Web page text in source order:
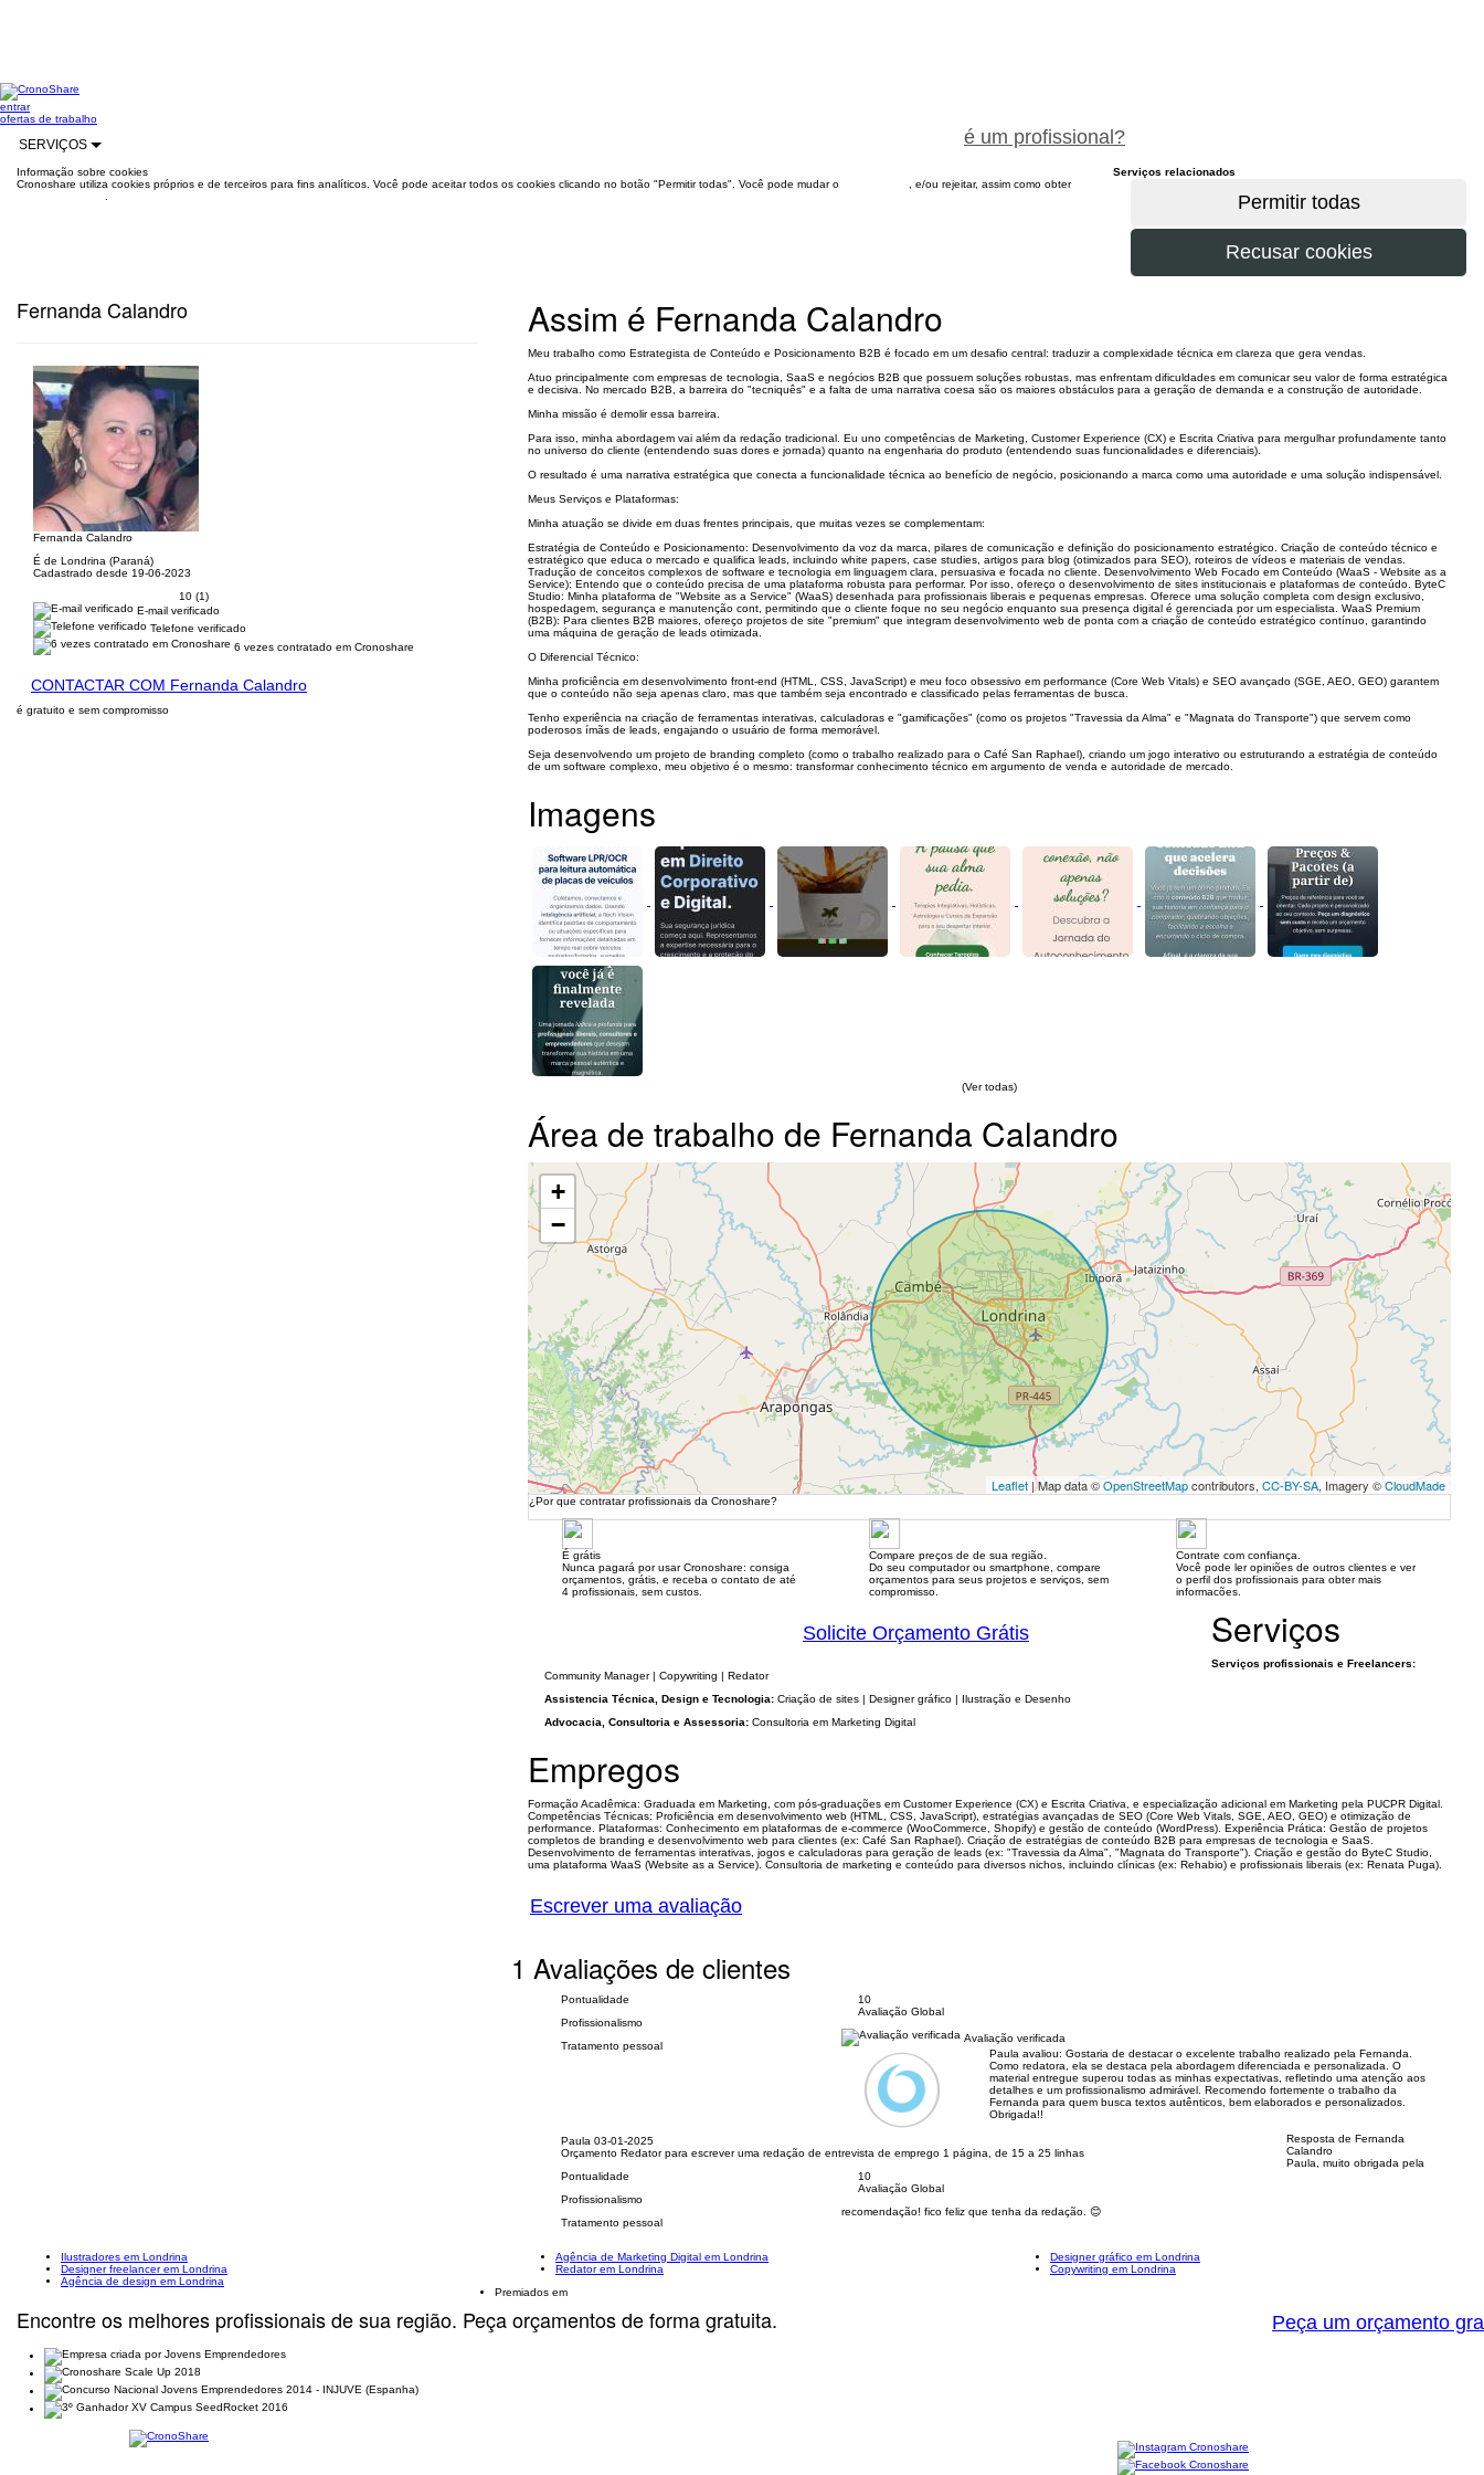
entrar
é um profissional?
ofertas de trabalho
SERVIÇOS
Informação sobre cookies
Cronoshare utiliza cookies próprios e de terceiros para fins analíticos. Você pode aceitar todos os cookies clicando no botão "Permitir todas". Você pode mudar o
, e/ou rejeitar, assim como obter
Fernanda Calandro
Fernanda Calandro
É de Londrina (Paraná)
Cadastrado desde 19-06-2023
10 (1)
E-mail verificado
Telefone verificado
6 vezes contratado em Cronoshare
CONTACTAR COM Fernanda Calandro
é gratuito e sem compromisso
Assim é Fernanda Calandro
Meu trabalho como Estrategista de Conteúdo e Posicionamento B2B é focado em um desafio central: traduzir a complexidade técnica em clareza que gera vendas.
​Atuo principalmente com empresas de tecnologia, SaaS e negócios B2B que possuem soluções robustas, mas enfrentam dificuldades em comunicar seu valor de forma estratégica
e decisiva. No mercado B2B, a barreira do "tecniquês" e a falta de uma narrativa coesa são os maiores obstáculos para a geração de demanda e a construção de autoridade.
​Minha missão é demolir essa barreira.
​Para isso, minha abordagem vai além da redação tradicional. Eu uno competências de Marketing, Customer Experience (CX) e Escrita Criativa para mergulhar profundamente tanto
no universo do cliente (entendendo suas dores e jornada) quanto na engenharia do produto (entendendo suas funcionalidades e diferenciais).
​O resultado é uma narrativa estratégica que conecta a funcionalidade técnica ao benefício de negócio, posicionando a marca como uma autoridade e uma solução indispensável.
​Meus Serviços e Plataformas:
​Minha atuação se divide em duas frentes principais, que muitas vezes se complementam:
​Estratégia de Conteúdo e Posicionamento: ​Desenvolvimento da voz da marca, pilares de comunicação e definição do posicionamento estratégico. ​Criação de conteúdo técnico e
estratégico que educa o mercado e qualifica leads, incluindo white papers, case studies, artigos para blog (otimizados para SEO), roteiros de vídeos e materiais de vendas. ​
Tradução de conceitos complexos de software e tecnologia em linguagem clara, persuasiva e focada no cliente. ​Desenvolvimento Web Focado em Conteúdo (WaaS - Website as a
Service): ​Entendo que o conteúdo precisa de uma plataforma robusta para performar. Por isso, ofereço o desenvolvimento de sites institucionais e plataformas de conteúdo. ​ByteC
Studio: Minha plataforma de "Website as a Service" (WaaS) desenhada para profissionais liberais e pequenas empresas. Oferece uma solução completa com design exclusivo,
hospedagem, segurança e manutenção cont, permitindo que o cliente foque no seu negócio enquanto sua presença digital é gerenciada por um especialista. ​WaaS Premium
(B2B): Para clientes B2B maiores, ofereço projetos de site "premium" que integram desenvolvimento web de ponta com a criação de conteúdo estratégico contínuo, garantindo
uma máquina de geração de leads otimizada.
​O Diferencial Técnico:
​Minha proficiência em desenvolvimento front-end (HTML, CSS, JavaScript) e meu foco obsessivo em performance (Core Web Vitals) e SEO avançado (SGE, AEO, GEO) garantem
que o conteúdo não seja apenas claro, mas que também seja encontrado e classificado pelas ferramentas de busca.
​Tenho experiência na criação de ferramentas interativas, calculadoras e "gamificações" (como os projetos "Travessia da Alma" e "Magnata do Transporte") que servem como
poderosos ímãs de leads, engajando o usuário de forma memorável.
​Seja desenvolvendo um projeto de branding completo (como o trabalho realizado para o Café San Raphael), criando um jogo interativo ou estruturando a estratégia de conteúdo
de um software complexo, meu objetivo é o mesmo: transformar conhecimento técnico em argumento de venda e autoridade de mercado.
Imagens
(Ver todas)
Área de trabalho de Fernanda Calandro
+
−
Leaflet | Map data ©OpenStreetMapcontributors, CC-BY-SA, Imagery ©CloudMade
¿Por que contratar profissionais da Cronoshare?
É grátis
Nunca pagará por usar Cronoshare: consiga
orçamentos, grátis, e receba o contato de até
4 profissionais, sem custos.
Compare preços de de sua região.
Do seu computador ou smartphone, compare
orçamentos para seus projetos e serviços, sem
compromisso.
Contrate com confiança.
Você pode ler opiniões de outros clientes e ver
o perfil dos profissionais para obter mais
informacões.
Solicite Orçamento Grátis Serviços
Serviços profissionais e Freelancers:
Community Manager | Copywriting | Redator
Assistencia Técnica, Design e Tecnologia: Criação de sites | Designer gráfico | Ilustração e Desenho
Advocacia, Consultoria e Assessoria: Consultoria em Marketing Digital
Empregos
​Formação Acadêmica: Graduada em Marketing, com pós-graduações em Customer Experience (CX) e Escrita Criativa, e especialização adicional em Marketing pela PUCPR Digital. ​
Competências Técnicas: Proficiência em desenvolvimento web (HTML, CSS, JavaScript), estratégias avançadas de SEO (Core Web Vitals, SGE, AEO, GEO) e otimização de
performance. ​Plataformas: Conhecimento em plataformas de e-commerce (WooCommerce, Shopify) e gestão de conteúdo (WordPress). ​Experiência Prática: ​Gestão de projetos
completos de branding e desenvolvimento web para clientes (ex: Café San Raphael). ​Criação de estratégias de conteúdo B2B para empresas de tecnologia e SaaS. ​
Desenvolvimento de ferramentas interativas, jogos e calculadoras para geração de leads (ex: "Travessia da Alma", "Magnata do Transporte"). ​Criação e gestão do ByteC Studio,
uma plataforma WaaS (Website as a Service). ​Consultoria de marketing e conteúdo para diversos nichos, incluindo clínicas (ex: Rehabio) e profissionais liberais (ex: Renata Puga).
Escrever uma avaliação
1 Avaliações de clientes
Pontualidade
Profissionalismo
Tratamento pessoal
10
Avaliação Global
Avaliação verificada
Paula 03-01-2025
Orçamento Redator para escrever uma redação de entrevista de emprego 1 página, de 15 a 25 linhas
Paula avaliou: Gostaria de destacar o excelente trabalho realizado pela Fernanda.
Como redatora, ela se destaca pela abordagem diferenciada e personalizada. O
material entregue superou todas as minhas expectativas, refletindo uma atenção aos
detalhes e um profissionalismo admirável. Recomendo fortemente o trabalho da
Fernanda para quem busca textos autênticos, bem elaborados e personalizados.
Obrigada!!
Pontualidade
Profissionalismo
Tratamento pessoal
10
Avaliação Global
Resposta de Fernanda
Calandro
Paula, muito obrigada pela
recomendação! fico feliz que tenha da redação. 😊
Serviços relacionados
Ilustradores em Londrina
Designer freelancer em Londrina
Agência de design em Londrina
Agência de Marketing Digital em Londrina
Redator em Londrina
Designer gráfico em Londrina
Copywriting em Londrina
Encontre os melhores profissionais de sua região. Peça orçamentos de forma gratuita. Peça um orçamento
Premiados em